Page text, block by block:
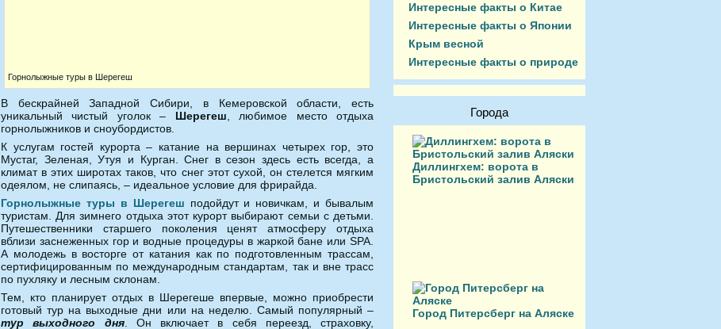
Горнолыжные туры в Шерегеш
В бескрайней Западной Сибири, в Кемеровской области, есть
уникальный чистый уголок – Шерегеш , любимое место отдыха
горнолыжников и сноубордистов.
К услугам гостей курорта – катание на вершинах четырех гор, это
Мустаг, Зеленая, Утуя и Курган. Снег в сезон здесь есть всегда, а
климат в этих широтах таков, что снег этот сухой, он стелется мягким
одеялом, не слипаясь, – идеальное условие для фрирайда.
Горнолыжные туры в Шерегеш подойдут и новичкам, и бывалым
туристам. Для зимнего отдыха этот курорт выбирают семьи с детьми.
Путешественники старшего поколения ценят атмосферу отдыха
вблизи заснеженных гор и водные процедуры в жаркой бане или SPA.
А молодежь в восторге от катания как по подготовленным трассам,
сертифицированным по международным стандартам, так и вне трасс
по пухляку и лесным склонам.
Тем, кто планирует отдых в Шерегеше впервые, можно приобрести
готовый тур на выходные дни или на неделю. Самый популярный –
тур выходного дня. Он включает в себя переезд, страховку,
Интересные факты о Китае
Интересные факты о Японии
Крым весной
Интересные факты о природе
Города
Диллингхем: ворота в
Бристольский залив Аляски
Город Питерсберг на Аляске